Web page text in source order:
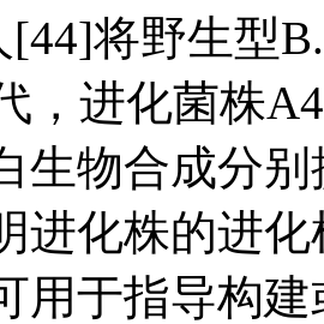
将野生型
，进化菌株
生物合成分
进化株的进
用于指导构